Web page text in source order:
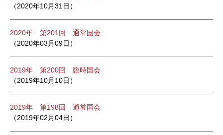
（2020年10月31日）
2020年 第201回 通常国会
（2020年03月09日）
2019年 第200回 臨時国会
（2019年10月10日）
2019年 第198回 通常国会
（2019年02月04日）